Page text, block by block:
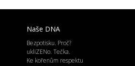
Naše DNA
Bezpotisku. Proč?
ukliZENo. Tečka.
Ke kořenům respektu